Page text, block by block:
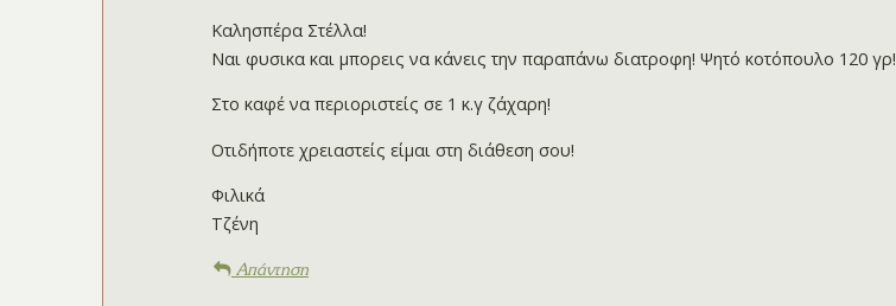
Καλησπέρα Στέλλα!
Ναι φυσικα και μπορεις να κάνεις την παραπάνω διατροφη! Ψητό κοτόπουλο 120 γρ!
Στο καφέ να περιοριστείς σε 1 κ.γ ζάχαρη!
Οτιδήποτε χρειαστείς είμαι στη διάθεση σου!
Φιλικά
Τζένη
Απάντηση